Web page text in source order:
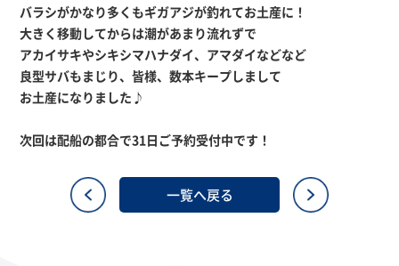
バラシがかなり多くもギガアジが釣れてお土産に！
大きく移動してからは潮があまり流れずで
アカイサキやシキシマハナダイ、アマダイなどなど
良型サバもまじり、皆様、数本キープしまして
お土産になりました♪
次回は配船の都合で31日ご予約受付中です！
一覧へ戻る